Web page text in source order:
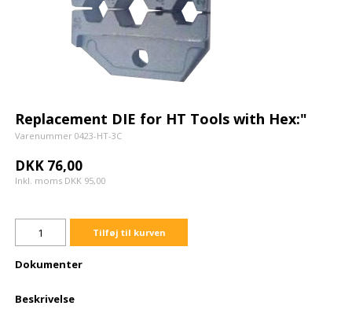
Replacement DIE for HT Tools with Hex:"
Varenummer 0423-HT-3C
DKK 76,00
Inkl. moms DKK 95,00
Tilføj til kurven
Dokumenter
Beskrivelse